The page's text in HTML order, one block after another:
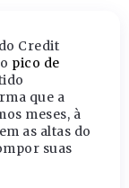
Credit
pico de
que a
meses, à
as altas do
suas